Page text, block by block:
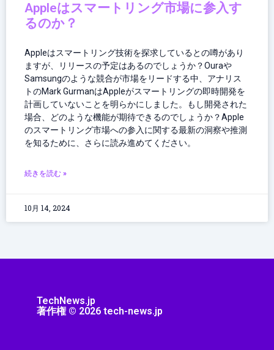
Appleはスマートリング市場に参入す
るのか？
Appleはスマートリング技術を探求しているとの噂があり
ますが、リリースの予定はあるのでしょうか？Ouraや
Samsungのような競合が市場をリードする中、アナリス
トのMark GurmanはAppleがスマートリングの即時開発を
計画していないことを明らかにしました。もし開発された
場合、どのような機能が期待できるのでしょうか？Apple
のスマートリング市場への参入に関する最新の洞察や推測
を知るために、さらに読み進めてください。
続きを読む »
10月 14, 2024
TechNews.jp
著作権 © 2026 tech-news.jp